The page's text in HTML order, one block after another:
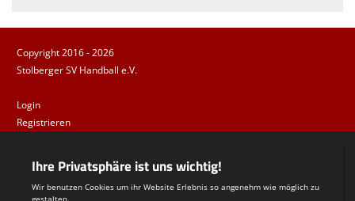
Copyright 2016 - 2026
Stolberger SV Handball e.V.
Login
Registrieren
Datenschutzerklärung